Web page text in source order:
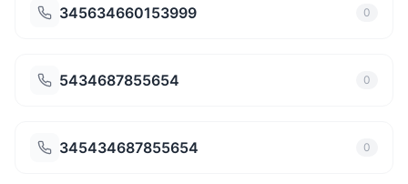
345634660153999 0
5434687855654 0
345434687855654 0